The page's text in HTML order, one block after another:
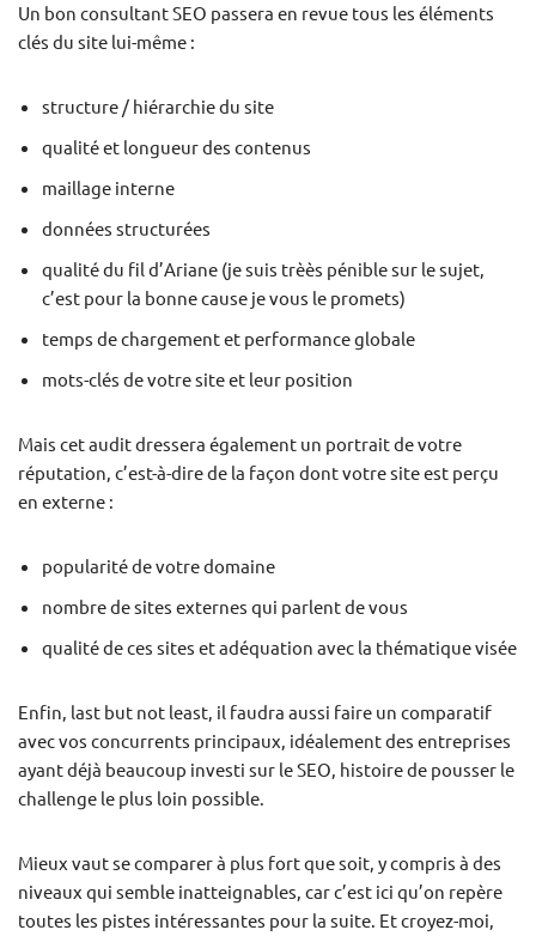
Un bon consultant SEO passera en revue tous les éléments
clés du site lui-même :
structure / hiérarchie du site
qualité et longueur des contenus
maillage interne
données structurées
qualité du fil d’Ariane (je suis trèès pénible sur le sujet,
c’est pour la bonne cause je vous le promets)
temps de chargement et performance globale
mots-clés de votre site et leur position
Mais cet audit dressera également un portrait de votre
réputation, c’est-à-dire de la façon dont votre site est perçu
en externe :
popularité de votre domaine
nombre de sites externes qui parlent de vous
qualité de ces sites et adéquation avec la thématique visée
Enfin, last but not least, il faudra aussi faire un comparatif
avec vos concurrents principaux, idéalement des entreprises
ayant déjà beaucoup investi sur le SEO, histoire de pousser le
challenge le plus loin possible.
Mieux vaut se comparer à plus fort que soit, y compris à des
niveaux qui semble inatteignables, car c’est ici qu’on repère
toutes les pistes intéressantes pour la suite. Et croyez-moi,